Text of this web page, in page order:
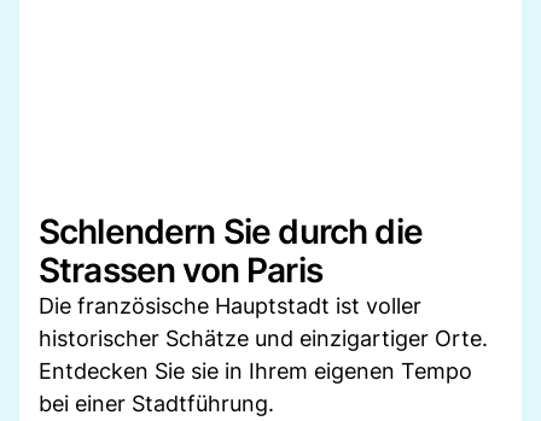
Schlendern Sie durch die
Strassen von Paris
Die französische Hauptstadt ist voller
historischer Schätze und einzigartiger Orte.
Entdecken Sie sie in Ihrem eigenen Tempo
bei einer Stadtführung.